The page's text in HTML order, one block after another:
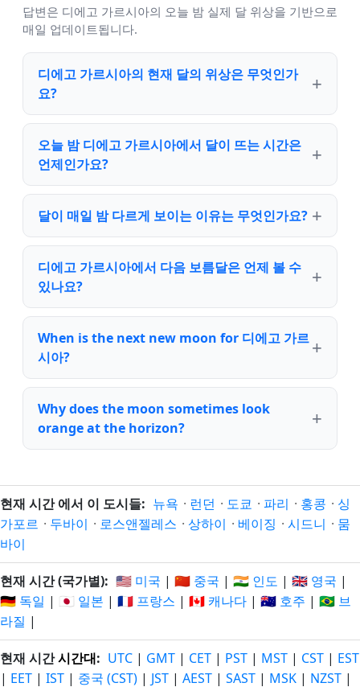
답변은 디에고 가르시아의 오늘 밤 실제 달 위상을 기반으로
매일 업데이트됩니다.
디에고 가르시아의 현재 달의 위상은 무엇인가
요?
오늘 밤 디에고 가르시아에서 달이 뜨는 시간은
언제인가요?
달이 매일 밤 다르게 보이는 이유는 무엇인가요?
디에고 가르시아에서 다음 보름달은 언제 볼 수
있나요?
When is the next new moon for 디에고 가르
시아?
Why does the moon sometimes look
orange at the horizon?
현재 시간 에서 이 도시들: 뉴욕 · 런던 · 도쿄 · 파리 · 홍콩 · 싱
가포르 · 두바이 · 로스앤젤레스 · 상하이 · 베이징 · 시드니 · 뭄
바이
현재 시간 (국가별): 🇺🇸 미국 | 🇨🇳 중국 | 🇮🇳 인도 | 🇬🇧 영국 |
🇩🇪 독일 | 🇯🇵 일본 | 🇫🇷 프랑스 | 🇨🇦 캐나다 | 🇦🇺 호주 | 🇧🇷 브
라질 |
현재 시간시간대: UTC | GMT | CET | PST | MST | CST | EST
| EET | IST | 중국 (CST) | JST | AEST | SAST | MSK | NZST |